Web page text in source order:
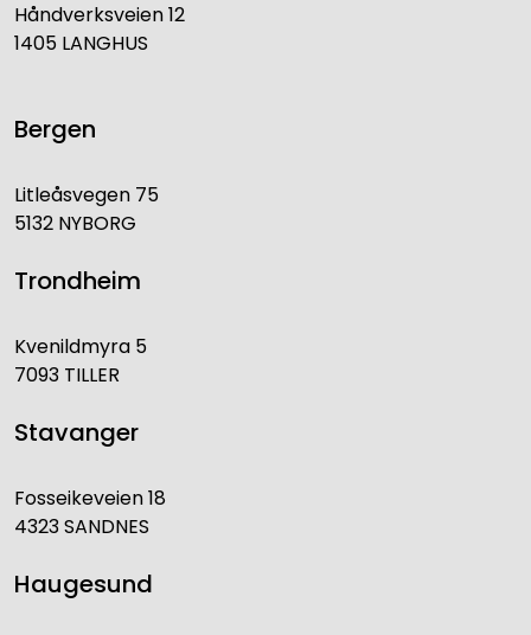
Håndverksveien 12
1405 LANGHUS
Bergen
Litleåsvegen 75
5132 NYBORG
Trondheim
Kvenildmyra 5
7093 TILLER
Stavanger
Fosseikeveien 18
4323 SANDNES
Haugesund